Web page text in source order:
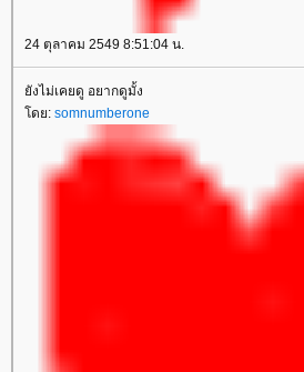
24 ตุลาคม 2549 8:51:04 น.
ังไม่เคยดู อยากดูมั้ง
ดย: somnumberone